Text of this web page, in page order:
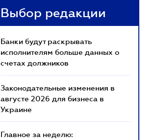
Выбор редакции
Банки будут раскрывать
исполнителям больше данных о
счетах должников
Законодательные изменения в
августе 2026 для бизнеса в
Украине
Главное за неделю: